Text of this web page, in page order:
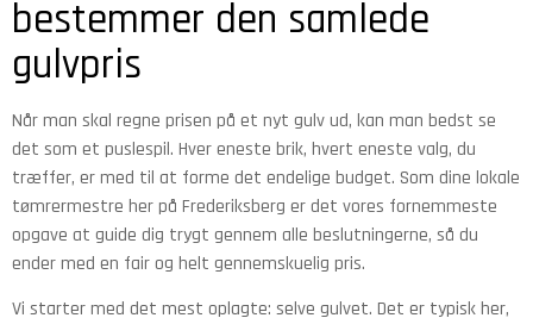
bestemmer den samlede
gulvpris
Når man skal regne prisen på et nyt gulv ud, kan man bedst se
det som et puslespil. Hver eneste brik, hvert eneste valg, du
træffer, er med til at forme det endelige budget. Som dine lokale
tømrermestre her på Frederiksberg er det vores fornemmeste
opgave at guide dig trygt gennem alle beslutningerne, så du
ender med en fair og helt gennemskuelig pris.
Vi starter med det mest oplagte: selve gulvet. Det er typisk her,